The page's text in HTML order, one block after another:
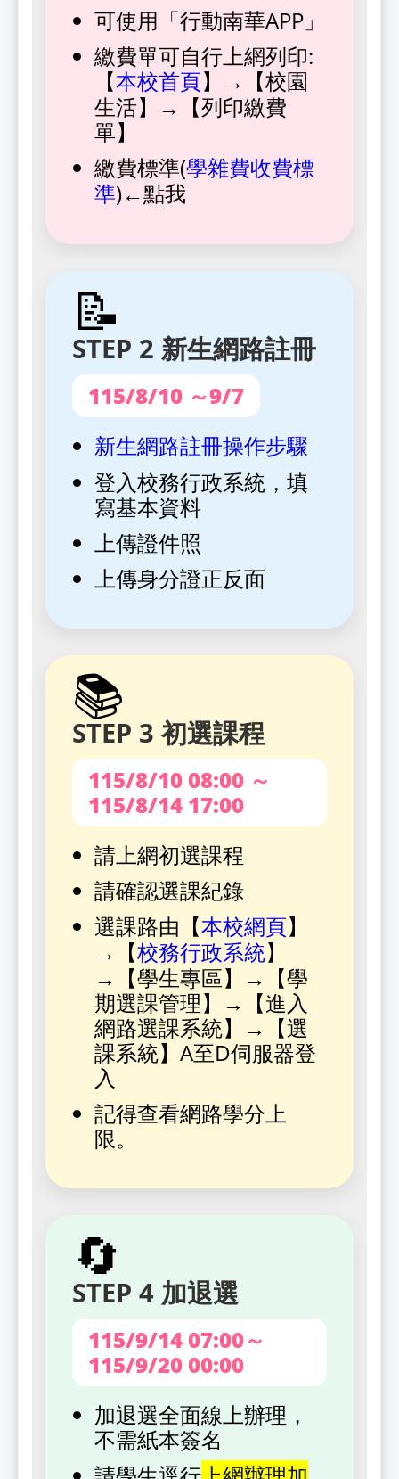
可使用「行動南華APP」
繳費單可自行上網列印:
【本校首頁】→【校園
生活】→【列印繳費
單】
繳費標準(學雜費收費標
準)←點我
📝
STEP 2 新生網路註冊
115/8/10 ～9/7
新生網路註冊操作步驟
登入校務行政系統，填
寫基本資料
上傳證件照
上傳身分證正反面
📚
STEP 3 初選課程
115/8/10 08:00 ～
115/8/14 17:00
請上網初選課程
請確認選課紀錄
選課路由【本校網頁】
→【校務行政系統】
→【學生專區】→【學
期選課管理】→【進入
網路選課系統】→【選
課系統】A至D伺服器登
入
記得查看網路學分上
限。
🔄
STEP 4 加退選
115/9/14 07:00～
115/9/20 00:00
加退選全面線上辦理，
不需紙本簽名